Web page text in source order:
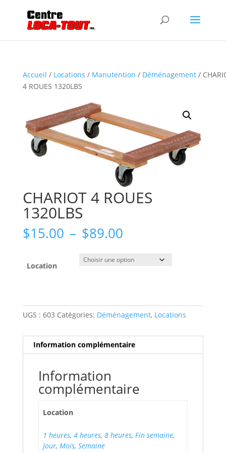
Accueil / Locations / Manutention / Déménagement/
4 ROUES 1320LBS
CHARIOT 4 ROUES
1320LBS
$15.00 – $89.00Plage
prix :
$15.00
Location
UGS : 603 Catégories: Déménagement, Locations
Information complémentaire
Information
complémentaire
Location
1 heures, 4 heures, 8 heures, Fin semaine,
Jour, Mois, Semaine